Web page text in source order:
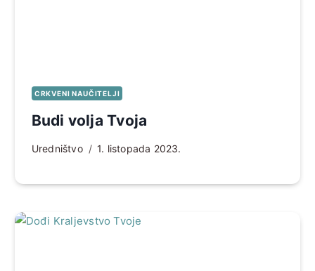
CRKVENI NAUČITELJI
Budi volja Tvoja
Uredništvo 1. listopada 2023.